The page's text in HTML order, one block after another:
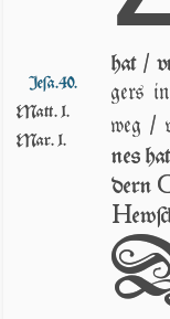
Jeſa.40.
Matt. 1.
Mar. 1.
hat /
gers
weg /
nes
dern
H